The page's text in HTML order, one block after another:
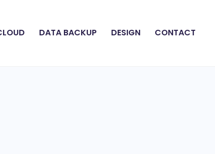
DATA BACKUP DESIGN CONTACT